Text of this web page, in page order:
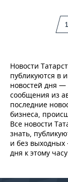
1
Новости
публикуются в
новостей дня
сообщения из
последние
бизнеса,
Все новости
знать,
и без выходных
дня к этому